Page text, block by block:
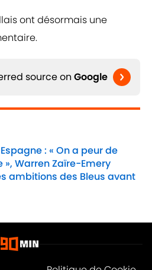
ont désormais une
source on Google
: « On a peur de
», Warren Zaïre-Emery
ambitions des Bleus avant
on Invalid Date